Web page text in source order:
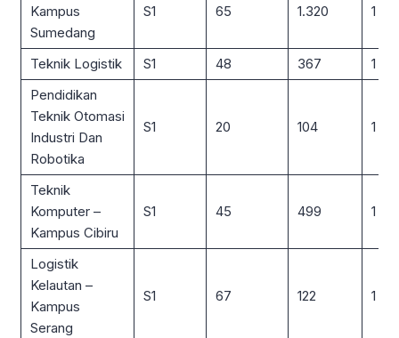
Kampus
Sumedang
S1 65 1.320 1 :
Teknik Logistik S1 48 367
1 : 8
Pendidikan
Teknik Otomasi
Industri Dan
Robotika
S1 20 104 1 : 5
Teknik
Komputer –
Kampus Cibiru
S1 45 499 1 : 11
Logistik
Kelautan –
Kampus
Serang
S1 67 122 1 : 2